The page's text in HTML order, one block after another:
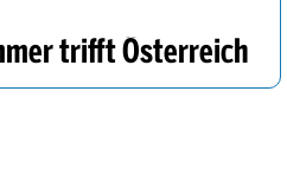
trifft Österreich